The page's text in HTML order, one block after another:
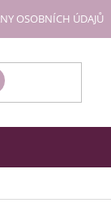
OSOBNÍCH ÚDAJŮ